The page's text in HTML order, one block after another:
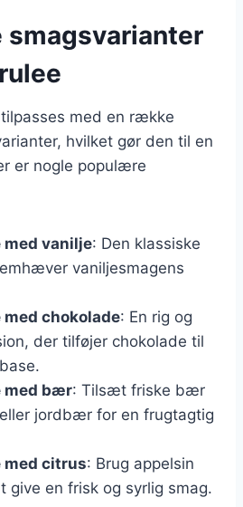
smagsvarianter
med en række
hvilket gør den til en
er nogle populære
med vanilje: Den klassiske
vaniljesmagens
med chokolade: En rig og
der tilføjer chokolade til
med bær: Tilsæt friske bær
jordbær for en frugtagtig
med citrus: Brug appelsin
give en frisk og syrlig smag.